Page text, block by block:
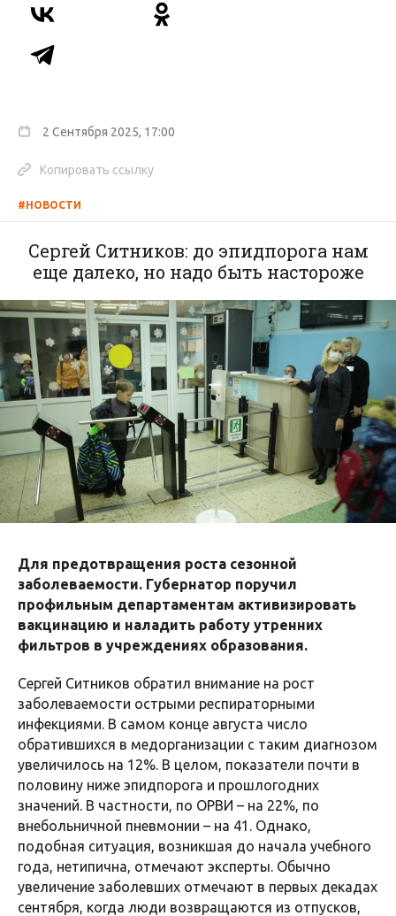
2 Сентября 2025, 17:00
Копировать ссылку
#НОВОСТИ
Сергей Ситников: до эпидпорога нам
еще далеко, но надо быть настороже
Для предотвращения роста сезонной
заболеваемости. Губернатор поручил
профильным департаментам активизировать
вакцинацию и наладить работу утренних
фильтров в учреждениях образования.
Сергей Ситников обратил внимание на рост
заболеваемости острыми респираторными
инфекциями. В самом конце августа число
обратившихся в медорганизации с таким диагнозом
увеличилось на 12%. В целом, показатели почти в
половину ниже эпидпорога и прошлогодних
значений. В частности, по ОРВИ – на 22%, по
внебольничной пневмонии – на 41. Однако,
подобная ситуация, возникшая до начала учебного
года, нетипична, отмечают эксперты. Обычно
увеличение заболевших отмечают в первых декадах
сентября, когда люди возвращаются из отпусков,